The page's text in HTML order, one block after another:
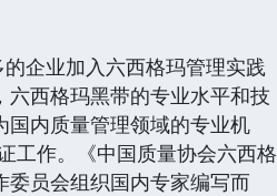
企业加入六西格玛管理实践
西格玛黑带的专业水平和技
内质量管理领域的专业机
工作。《中国质量协会六西格
员会组织国内专家编写而